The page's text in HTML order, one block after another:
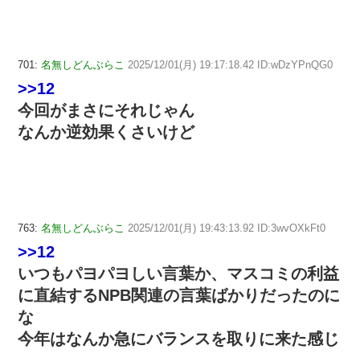
701: 名無しどんぶらこ 2025/12/01(月) 19:17:18.42 ID:wDzYPnQG0
>>12
今回がまさにそれじゃん
なんか逆効果くさいけど
763: 名無しどんぶらこ 2025/12/01(月) 19:43:13.92 ID:3wvOXkFt0
>>12
いつもパヨパヨしい言葉か、マスコミの利益
に直結するNPB関連の言葉ばかりだったのに
な
今年はなんか急にバランスを取りに来た感じ